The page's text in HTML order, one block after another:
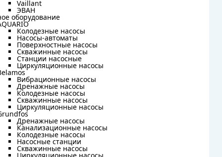
Vaillant
ЭВАН
оборудование
Колодезные насосы
Насосы-автоматы
Поверхностные насосы
Скважинные насосы
Станции насосные
Циркуляционные насосы
Вибрационные насосы
Дренажные насосы
Колодезные насосы
Скважинные насосы
Циркуляционные насосы
Дренажные насосы
Канализационные насосы
Колодезные насосы
Насосные станции
Скважинные насосы
Vaillant
ЭВАН
оборудование
Колодезные насосы
Насосы-автоматы
Поверхностные насосы
Скважинные насосы
Станции насосные
Циркуляционные насосы
Вибрационные насосы
Дренажные насосы
Колодезные насосы
Скважинные насосы
Циркуляционные насосы
Дренажные насосы
Канализационные насосы
Колодезные насосы
Насосные станции
Скважинные насосы